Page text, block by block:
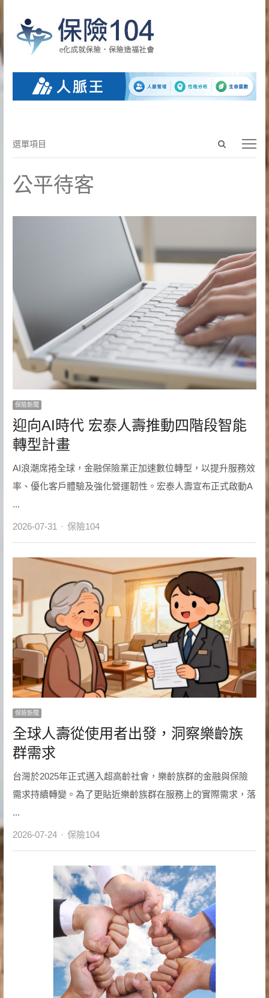
Open
search
選
目
選單項目
公平待客
保險新聞
迎向AI時代 宏泰人壽推動四階段智能
轉型計畫
AI浪潮席捲全球，金融保險業正加速數位轉型，以提升服務效
率、優化客戶體驗及強化營運韌性。宏泰人壽宣布正式啟動A
...
2026-07-31 Author
保險104
保險新聞
全球人壽從使用者出發，洞察樂齡族
群需求
台灣於2025年正式邁入超高齡社會，樂齡族群的金融與保險
需求持續轉變。為了更貼近樂齡族群在服務上的實際需求，落
...
2026-07-24 Author
保險104